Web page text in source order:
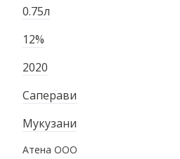
0.75л
12%
2020
Саперави
Мукузани
Атена ООО